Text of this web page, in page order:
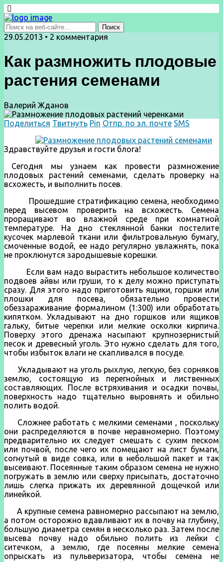
29.05.2013 • 2 комментария
Как размножить плодовые
растения семенами
Валерий Жданов
Поделиться Твитнуть Pin Отпр. по эл. почте SMS
Здравствуйте друзья и гости блога!
Сегодня мы узнаем как провести размножение
плодовых растений семенами, сделать проверку на
всхожесть, и выполнить посев.
Прошедшие стратификацию семена, необходимо
перед высевом проверить на всхожесть. Семена
проращивают во влажной среде при комнатной
температуре. На дно стеклянной банки постелите
кусочек марлевой ткани или фильтровальную бумагу,
смоченные водой, ее надо регулярно увлажнять, пока
не проклюнутся зародышевые корешки.
Если вам надо вырастить небольшое количество
подвоев айвы или груши, то к делу можно приступать
сразу. Для этого надо приготовить ящики, горшки или
плошки для посева, обязательно провести
обеззараживание формалином (1:300) или обработать
кипятком. Укладывают на дно горшков или ящиков
гальку, битые черепки или мелкие осколки кирпича.
Поверху этого дренажа насыпают крупнозернистый
песок и древесный уголь. Это нужно сделать для того,
чтобы избыток влаги не скапливался в посуде.
Укладывают на уголь рыхлую, легкую, без сорняков
землю, состоящую из перегнойных и лиственных
составляющих. После встряхивания и осадки почвы,
поверхность надо тщательно выровнять и обильно
полить водой.
Сложнее работать с мелкими семенами , поскольку
они распределяются в почве неравномерно. Поэтому
предварительно их следует смешать с сухим песком
или почвой, после чего их помещают на лист бумаги,
согнутый в виде совка, или в небольшой пакет и так
высеивают. Посеянные таким образом семена не нужно
погружать в землю или сверху присыпать, достаточно
лишь слегка прижать их деревянной дощечкой или
линейкой.
А крупные семена равномерно рассыпают на землю,
а потом осторожно вдавливают их в почву на глубину,
большую диаметра семян в несколько раз. Затем после
высева почву надо обильно полить из лейки с
ситечком, а землю, где посеяны мелкие семена
опрыскать из пульверизатора, чтобы семена не